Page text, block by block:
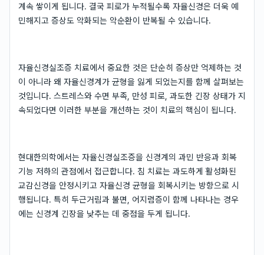
계속 쌓이게 됩니다. 결국 피로가 누적될수록 자율신경은 더욱 예
민해지고 증상도 악화되는 악순환이 반복될 수 있습니다.
자율신경실조증 치료에서 중요한 것은 단순히 증상만 억제하는 것
이 아니라 왜 자율신경계가 균형을 잃게 되었는지를 함께 살펴보는
것입니다. 스트레스와 수면 부족, 만성 피로, 과도한 긴장 상태가 지
속되었다면 이러한 부분을 개선하는 것이 치료의 핵심이 됩니다.
현대한의학에서는 자율신경실조증을 신경계의 과민 반응과 회복
기능 저하의 관점에서 접근합니다. 침 치료는 과도하게 활성화된
교감신경을 안정시키고 자율신경 균형을 회복시키는 방향으로 시
행됩니다. 특히 두근거림과 불면, 어지럼증이 함께 나타나는 경우
에는 신경계 긴장을 낮추는 데 중점을 두게 됩니다.